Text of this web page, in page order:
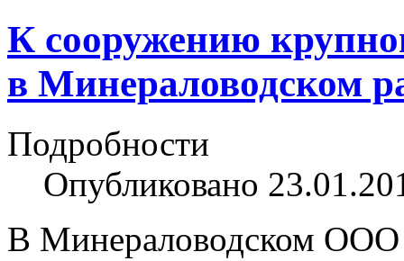
К сооружению
в Минераловодском
Подробности
Опубликовано
В Минераловодском ООО